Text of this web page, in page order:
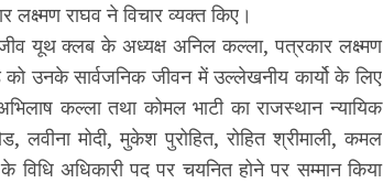
लक्ष्मण राघव ने विचार व्यक्त किए।
राजीव यूथ क्लब के अध्यक्ष अनिल कल्ला, पत्रकार लक्ष्मण
को उनके सार्वजनिक जीवन में उल्लेखनीय कार्यो के लिए
कल्ला तथा कोमल भाटी का राजस्थान न्यायिक
लवीना मोदी, मुकेश पुरोहित, रोहित श्रीमाली, कमल
विधि अधिकारी पद पर चयनित होने पर सम्मान किया